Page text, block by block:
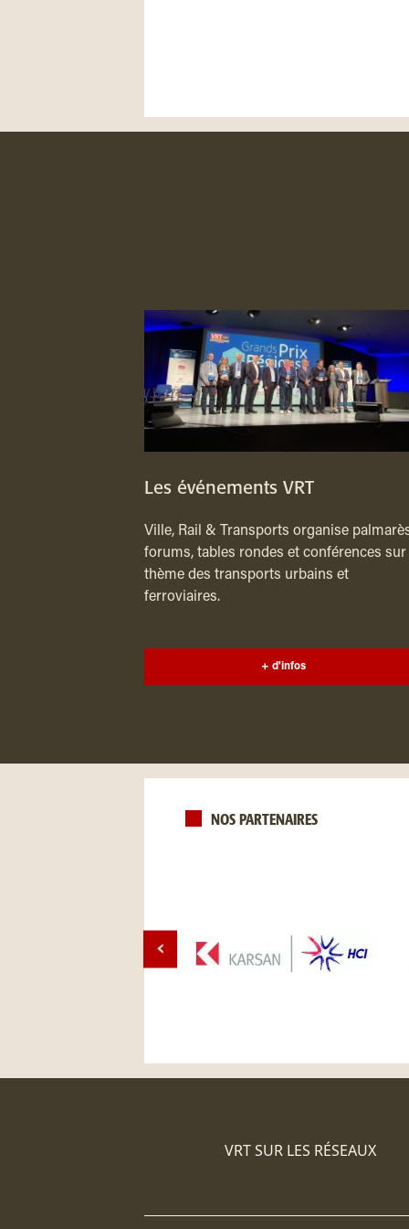
Les événements VRT
Ville, Rail & Transports organise
forums, tables rondes et conférences sur
thème des transports urbains et
ferroviaires.
+ d'infos
NOS PARTENAIRES
VRT SUR LES RÉSEAUX